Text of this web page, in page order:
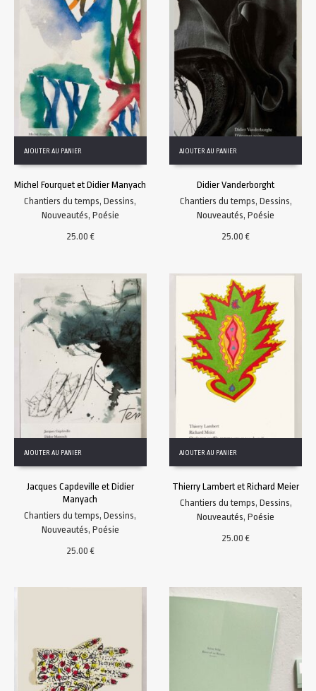
AJOUTER AU PANIER
Michel Fourquet et Didier Manyach
Chantiers du temps,Dessins,
Nouveautés, Poésie
25.00€
AJOUTER AU PANIER
Didier Vanderborght
Chantiers du temps, Dessins,
Nouveautés,Poésie
25.00€
AJOUTER AU PANIER
Jacques Capdeville et Didier
Manyach
Chantiers du temps,Dessins,
Nouveautés, Poésie
25.00€
AJOUTER AU PANIER
Thierry Lambert et Richard Meier
Chantiers du temps, Dessins,
Nouveautés,Poésie
25.00€